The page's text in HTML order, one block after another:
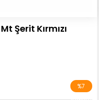
Şerit Kırmızı
%7
İndirim